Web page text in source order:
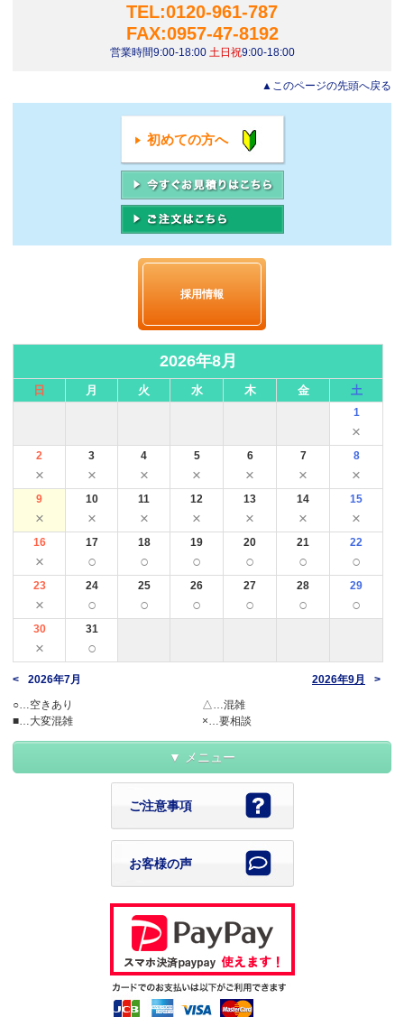
TEL:0120-961-787
FAX:0957-47-8192
営業時間9:00-18:00 土日祝9:00-18:00
▲このページの先頭へ戻る
初めての方へ
採用情報
2026年8月
日 月 火 水 木 金 土
1
×
2
×
3
×
4
×
5
×
6
×
7
×
8
×
9
×
10
×
11
×
12
×
13
×
14
×
15
×
16
×
17
○
18
○
19
○
20
○
21
○
22
○
23
×
24
○
25
○
26
○
27
○
28
○
29
○
30
×
31
○
2026年7月
2026年9月
○…空きあり
△…混雑
■…大変混雑
×…要相談
メニュー
ご注意事項
お客様の声